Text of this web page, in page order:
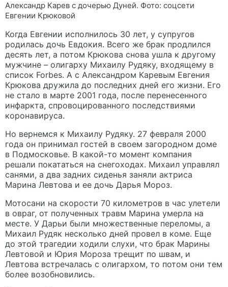
Александр Карев с дочерью Дуней. Фото: соцсети
Евгении Крюковой
Когда Евгении исполнилось 30 лет, у супругов
родилась дочь Евдокия. Всего же брак продлился
десять лет, а потом Крюкова снова ушла к другому
мужчине – олигарху Михаилу Рудяку, входящему в
список Forbes. А с Александром Каревым Евгения
Крюкова дружила до последних дней его жизни. Его
не стало в марте 2001 года, после перенесенного
инфаркта, спровоцированного последствиями
коронавируса.
Но вернемся к Михаилу Рудяку. 27 февраля 2000
года он принимал гостей в своем загородном доме
в Подмосковье. В какой-то момент компания
решали покататься на снегоходах. Михаил управлял
санями, а два задних сиденья заняли актриса
Марина Левтова и ее дочь Дарья Мороз.
Мотосани на скорости 70 километров в час улетели
в овраг, от полученных травм Марина умерла на
месте. У Дарьи были множественные переломы, а
Михаил Рудяк несколько дней провел в коме. Еще
до этой трагедии ходили слухи, что брак Марины
Левтовой и Юрия Мороза трещит по швам, и
Левтова встречалась с олигархом, то потом они тем
более возобновились.